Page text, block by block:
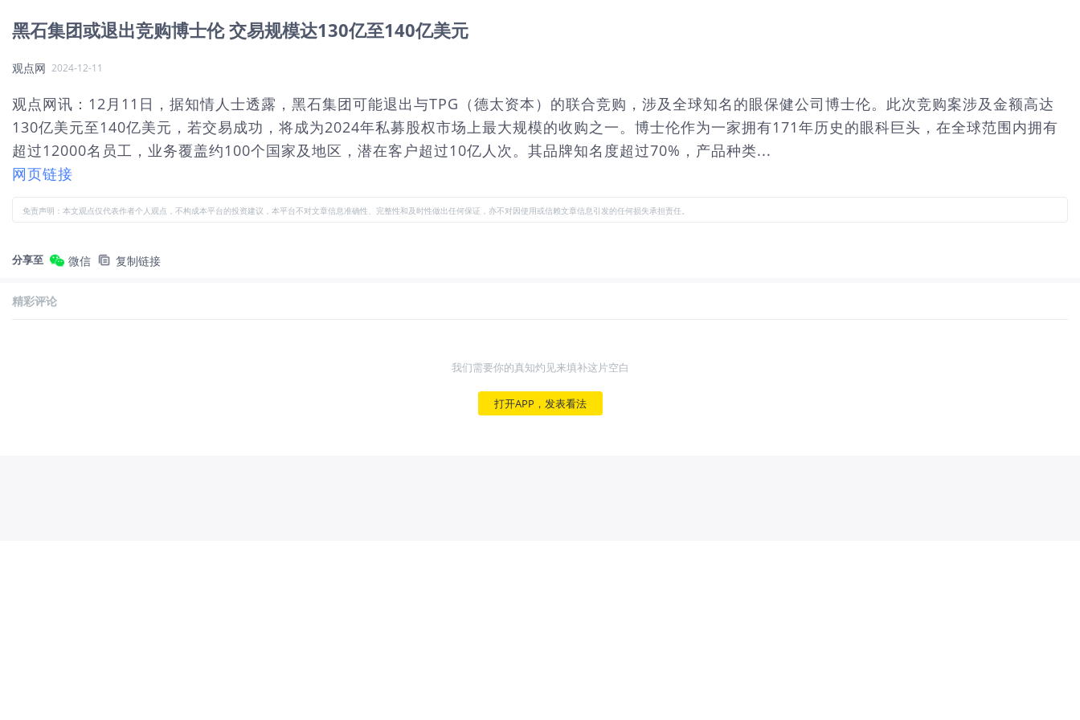
黑石集团或退出竞购博士伦 交易规模达130亿至140亿美元
观点网 2024-12-11
观点网讯：12月11日，据知情人士透露，黑石集团可能退出与TPG（德太资本）的联合竞购，涉及全球知名的眼保健公司博士伦。此次竞购案涉及金额高达
130亿美元至140亿美元，若交易成功，将成为2024年私募股权市场上最大规模的收购之一。博士伦作为一家拥有171年历史的眼科巨头，在全球范围内拥有
超过12000名员工，业务覆盖约100个国家及地区，潜在客户超过10亿人次。其品牌知名度超过70%，产品种类...
网页链接
免责声明：本文观点仅代表作者个人观点，不构成本平台的投资建议，本平台不对文章信息准确性、完整性和及时性做出任何保证，亦不对因使用或信赖文章信息引发的任何损失承担责任。
分享至 微信 复制链接
精彩评论
我们需要你的真知灼见来填补这片空白
打开APP，发表看法